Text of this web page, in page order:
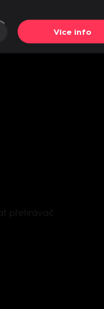
přehrávač
Více info